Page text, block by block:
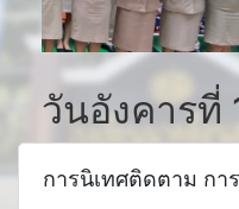
วันอังคารที่
การนิเทศติดตาม กา